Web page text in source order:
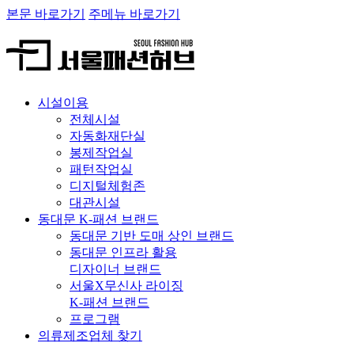
본문 바로가기 주메뉴 바로가기
시설이용
전체시설
자동화재단실
봉제작업실
패턴작업실
디지털체험존
대관시설
동대문 K-패션 브랜드
동대문 기반 도매 상인 브랜드
동대문 인프라 활용
디자이너 브랜드
서울X무신사 라이징
K-패션 브랜드
프로그램
의류제조업체 찾기